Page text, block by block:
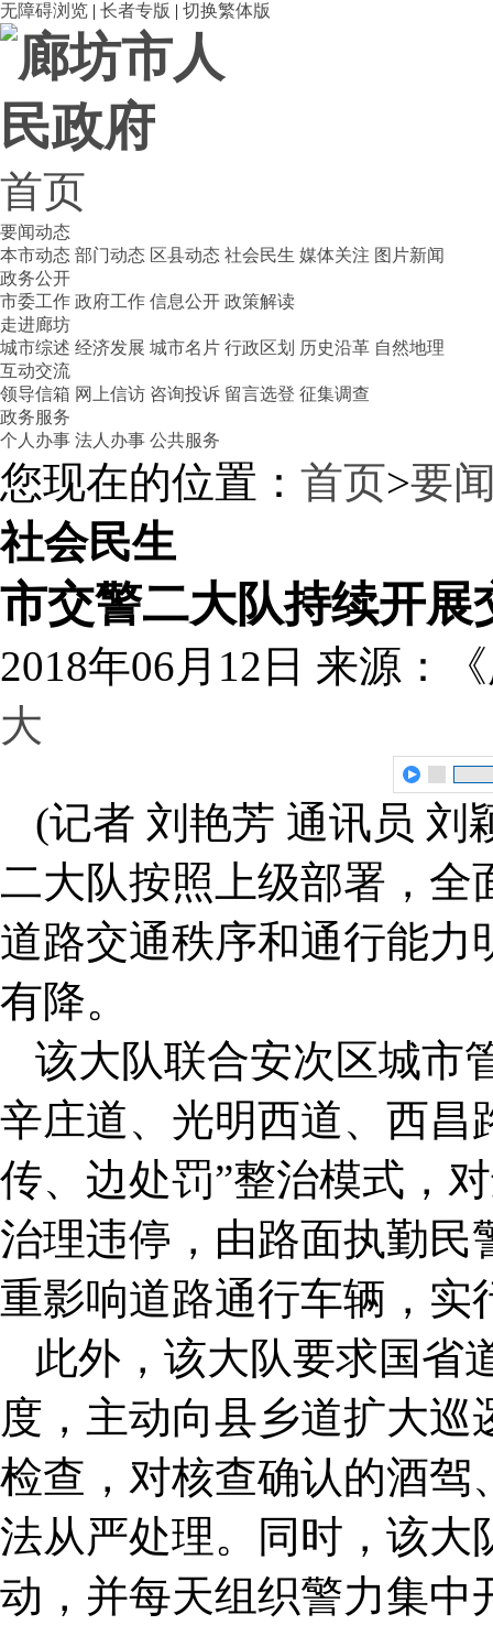
无障碍浏览 | 长者专版 | 切换繁体版
首页
要闻动态
本市动态 部门动态 区县动态 社会民生 媒体关注 图片新闻
政务公开
市委工作 政府工作 信息公开 政策解读
走进廊坊
城市综述 经济发展 城市名片 行政区划 历史沿革 自然地理
互动交流
领导信箱 网上信访 咨询投诉 留言选登 征集调查
政务服务
个人办事 法人办事 公共服务
您现在的位置： 首页>要
社会民生
市交警二大队持续开展
2018年06月12日 来源：
大
(记者 刘艳芳 通讯员 刘
二大队按照上级部署，全
道路交通秩序和通行能力
有降。
该大队联合安次区城市
辛庄道、光明西道、西昌
传、边处罚”整治模式，
治理违停，由路面执勤民
重影响道路通行车辆，实
此外，该大队要求国省
度，主动向县乡道扩大
检查，对核查确认的酒驾
法从严处理。同时，该大
动，并每天组织警力集中